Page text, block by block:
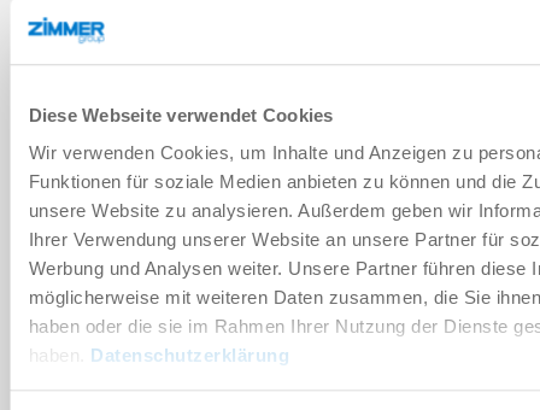
Diese Webseite verwendet Cookies
Wir verwenden Cookies, um Inhalte und Anzeigen zu
Funktionen für soziale Medien anbieten zu können und die
unsere Website zu analysieren. Außerdem geben wir
Ihrer Verwendung unserer Website an unsere Partner für
Werbung und Analysen weiter. Unsere Partner führen diese
möglicherweise mit weiteren Daten zusammen, die Sie
haben oder die sie im Rahmen Ihrer Nutzung der Dienste
haben. Datenschutzerklärung
Zubehör
Individualisierungen
Aufbau im Schnitt
DOWNLOADS